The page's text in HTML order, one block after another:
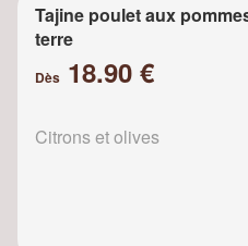
Tajine poulet aux
terre
Dès 18.90 €
Citrons et olives